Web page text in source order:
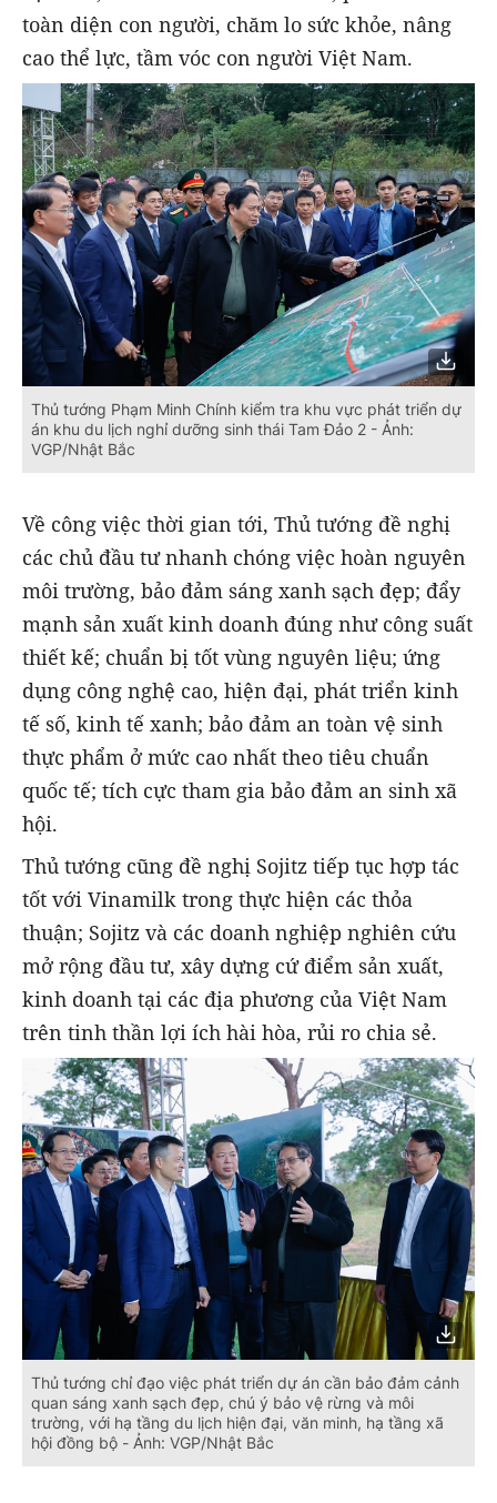
toàn diện con người, chăm lo sức khỏe, nâng
cao thể lực, tầm vóc con người Việt Nam.
Thủ tướng Phạm Minh Chính kiểm tra khu vực phát triển dự
án khu du lịch nghỉ dưỡng sinh thái Tam Đảo 2 - Ảnh:
VGP/Nhật Bắc
Về công việc thời gian tới, Thủ tướng đề nghị
các chủ đầu tư nhanh chóng việc hoàn nguyên
môi trường, bảo đảm sáng xanh sạch đẹp; đẩy
mạnh sản xuất kinh doanh đúng như công suất
thiết kế; chuẩn bị tốt vùng nguyên liệu; ứng
dụng công nghệ cao, hiện đại, phát triển kinh
tế số, kinh tế xanh; bảo đảm an toàn vệ sinh
thực phẩm ở mức cao nhất theo tiêu chuẩn
quốc tế; tích cực tham gia bảo đảm an sinh xã
hội.
Thủ tướng cũng đề nghị Sojitz tiếp tục hợp tác
tốt với Vinamilk trong thực hiện các thỏa
thuận; Sojitz và các doanh nghiệp nghiên cứu
mở rộng đầu tư, xây dựng cứ điểm sản xuất,
kinh doanh tại các địa phương của Việt Nam
trên tinh thần lợi ích hài hòa, rủi ro chia sẻ.
Thủ tướng chỉ đạo việc phát triển dự án cần bảo đảm cảnh
quan sáng xanh sạch đẹp, chú ý bảo vệ rừng và môi
trường, với hạ tầng du lịch hiện đại, văn minh, hạ tầng xã
hội đồng bộ - Ảnh: VGP/Nhật Bắc